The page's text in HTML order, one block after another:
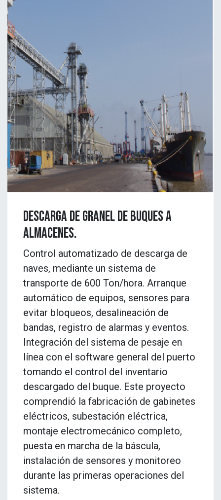
DESCARGA DE GRANEL DE BUQUES A
ALMACENES.
Control automatizado de descarga de
naves, mediante un sistema de
transporte de 600 Ton/hora. Arranque
automático de equipos, sensores para
evitar bloqueos, desalineación de
bandas, registro de alarmas y eventos.
Integración del sistema de pesaje en
línea con el software general del puerto
tomando el control del inventario
descargado del buque. Este proyecto
comprendió la fabricación de gabinetes
eléctricos, subestación eléctrica,
montaje electromecánico completo,
puesta en marcha de la báscula,
instalación de sensores y monitoreo
durante las primeras operaciones del
sistema.